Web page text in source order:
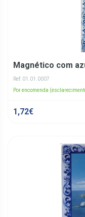
Magnético com
Ref: 01.01.0007
Por encomenda
1,72€